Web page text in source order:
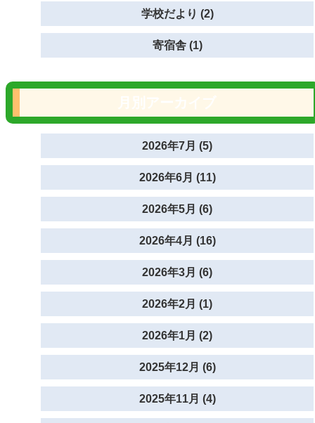
学校だより (2)
寄宿舎 (1)
2026年7月 (5)
2026年6月 (11)
2026年5月 (6)
2026年4月 (16)
2026年3月 (6)
2026年2月 (1)
2026年1月 (2)
2025年12月 (6)
2025年11月 (4)